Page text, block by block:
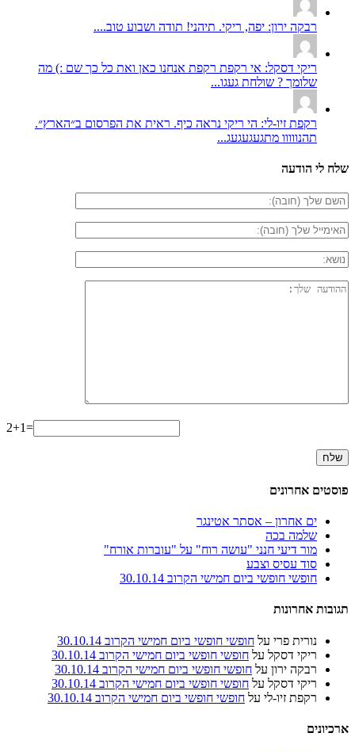
רבקה ירון: יפה, ריקי. תיהני! תודה ושבוע טוב....
ריקי דסקל: אי רקפת רקפת אנחנו כאן ואת כל כך שם :) מה
שלומך ? שולחת געגו...
רקפת זיו-לי: הי ריקי נראה כיף. ראית את הפרסום ב״הארץ״.
תהנווווו מתגעגעגעג...
שלח לי הודעה
2+1=
פוסטים אחרונים
ים אחרון – אסתר אטינגר
שלמה בכה
מור דיעי חנני "עושה רוח" על "עוברות אורח"
סוד עסיס וצבע
חופשי חופשי ביום חמישי הקרוב 30.10.14
תגובות אחרונות
נורית פרי על חופשי חופשי ביום חמישי הקרוב 30.10.14
ריקי דסקל על חופשי חופשי ביום חמישי הקרוב 30.10.14
רבקה ירון על חופשי חופשי ביום חמישי הקרוב 30.10.14
ריקי דסקל על חופשי חופשי ביום חמישי הקרוב 30.10.14
רקפת זיו-לי על חופשי חופשי ביום חמישי הקרוב 30.10.14
ארכיונים